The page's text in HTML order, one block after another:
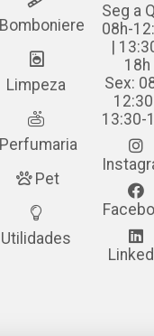
Bomboniere
Limpeza
Perfumaria
Pet
Utilidades
Seg a
08h-
|
18h
Sex:
12:30 |
13:30-